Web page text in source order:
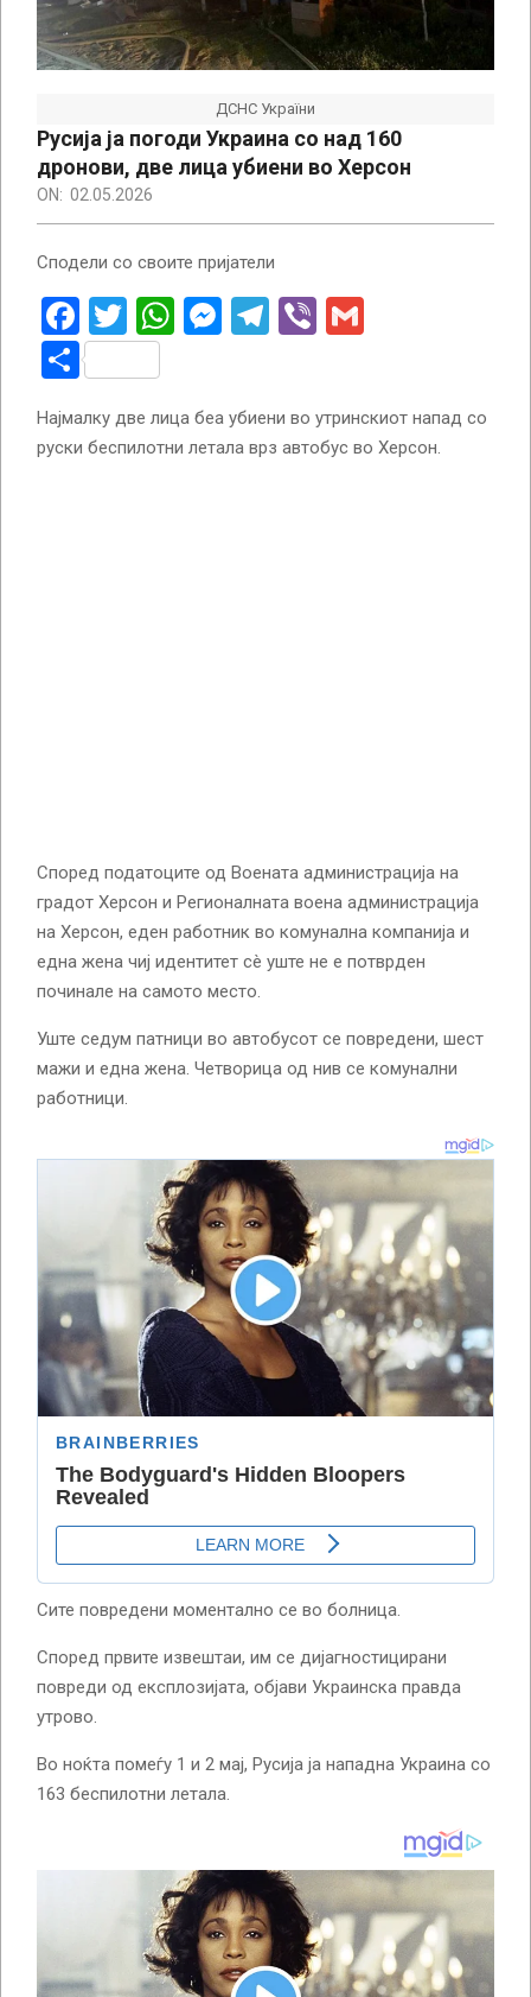
ДСНС України
Русија ја погоди Украина со над 160
дронови, две лица убиени во Херсон
ON: 02.05.2026
Сподели со своите пријатели
Facebook
Twitter
WhatsApp
Messenger
Telegram
Viber
Share
Најмалку две лица беа убиени во утринскиот напад со
руски беспилотни летала врз автобус во Херсон.
Според податоците од Воената администрација на
градот Херсон и Регионалната воена администрација
на Херсон, еден работник во комунална компанија и
една жена чиј идентитет сè уште не е потврден
починале на самото место.
Уште седум патници во автобусот се повредени, шест
мажи и една жена. Четворица од нив се комунални
работници.
Сите повредени моментално се во болница.
Според првите извештаи, им се дијагностицирани
повреди од експлозијата, објави Украинска правда
утрово.
Во ноќта помеѓу 1 и 2 мај, Русија ја нападна Украина со
163 беспилотни летала.